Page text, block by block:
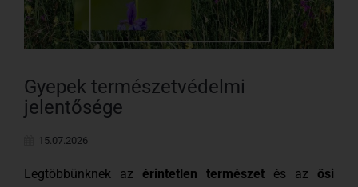
Gyepek természetvédelmi
jelentősége
15.07.2026
Legtöbbünknek az érintetlen természet és az ősi